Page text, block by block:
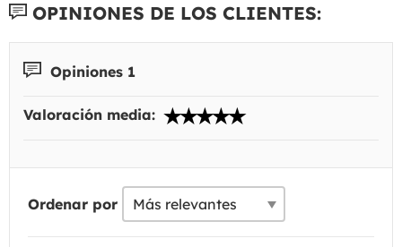
OPINIONES DE LOS CLIENTES:
Opiniones 1
Valoración media:
Ordenar por